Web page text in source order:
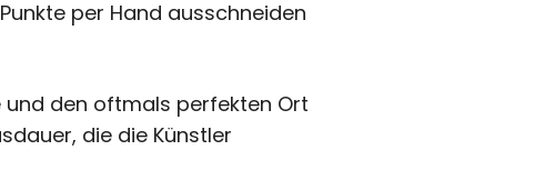
per Hand ausschneiden
und den oftmals perfekten Ort
die die Künstler